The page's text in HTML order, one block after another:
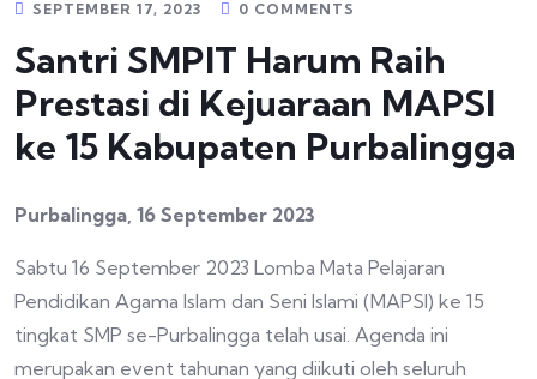
SEPTEMBER 17, 2023 0 COMMENTS
Santri SMPIT Harum Raih
Prestasi di Kejuaraan MAPSI
ke 15 Kabupaten Purbalingga
Purbalingga, 16 September 2023
Sabtu 16 September 2023 Lomba Mata Pelajaran
Pendidikan Agama Islam dan Seni Islami (MAPSI) ke 15
tingkat SMP se-Purbalingga telah usai. Agenda ini
merupakan event tahunan yang diikuti oleh seluruh